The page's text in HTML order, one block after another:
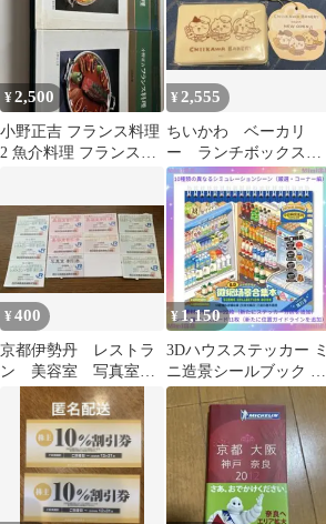
¥2,500
小野正吉 フランス料理
2 魚介料理 フランス料
¥2,555
ちいかわ ベーカリ
ー ランチボックス
大阪限定ノベルティ
¥400
京都伊勢丹 レストラ
ン 美容室 写真室
コスチューム割引券
駐車場延長クーポン
¥1,150
3Dハウスステッカー ミ
ニ造景シールブック シ
ーンシール ドールハウ
ス立体シール